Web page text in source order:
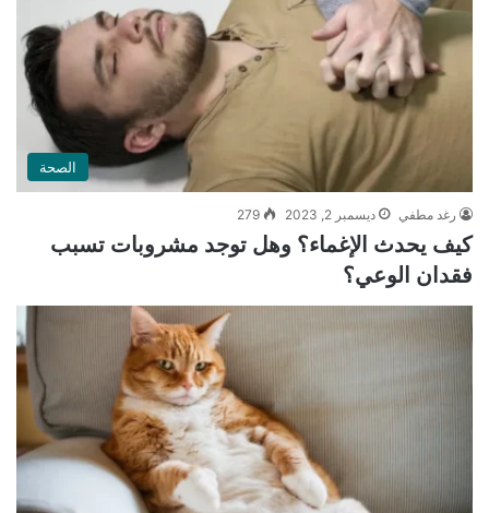
الصحة
رغد مطفي ديسمبر 2, 2023 279
كيف يحدث الإغماء؟ وهل توجد مشروبات تسبب
فقدان الوعي؟